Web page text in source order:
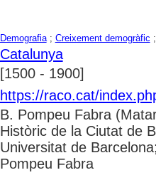
Demografia; Creixement demogràfic
Catalunya
[1500 - 1900]
https://raco.cat/
B. Pompeu Fabra
Històric de la Ciutat de
Universitat de
Pompeu Fabra